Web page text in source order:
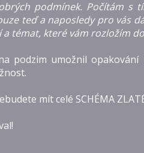
podmínek. Počítám
teď a naposledy pro vás
témat, které vám rozložím
podzim umožnil opakování
mít celé SCHÉMA